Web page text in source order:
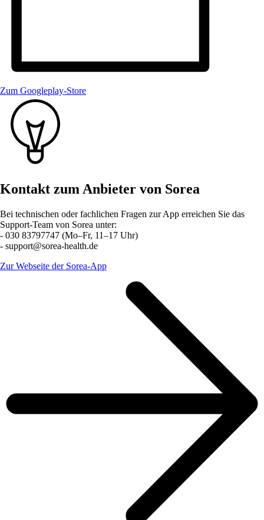
Zum Googleplay-Store
Kontakt zum Anbieter von Sorea
Bei technischen oder fachlichen Fragen zur App erreichen Sie das
Support-Team von Sorea unter:
- 030 83797747 (Mo–Fr, 11–17 Uhr)
- support@sorea-health.de
Zur Webseite der Sorea-App